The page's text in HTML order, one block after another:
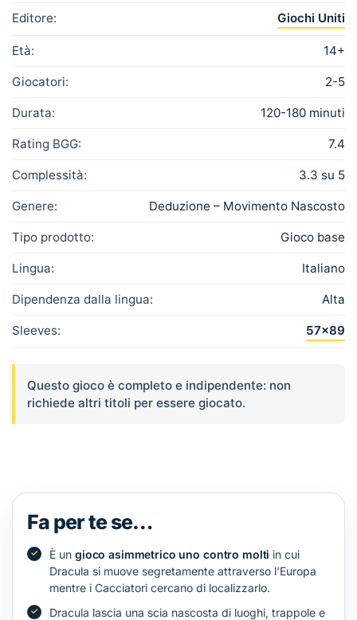
Editore: Giochi Uniti
Età: 14+
Giocatori: 2-5
Durata: 120-180 minuti
Rating BGG: 7.4
Complessità: 3.3 su 5
Genere: Deduzione – Movimento Nascosto
Tipo prodotto: Gioco base
Lingua: Italiano
Dipendenza dalla lingua: Alta
Sleeves: 57×89
Questo gioco è completo e indipendente: non
richiede altri titoli per essere giocato.
Fa per te se…
È un gioco asimmetrico uno contro molti in cui
Dracula si muove segretamente attraverso l'Europa
mentre i Cacciatori cercano di localizzarlo.
Dracula lascia una scia nascosta di luoghi, trappole e